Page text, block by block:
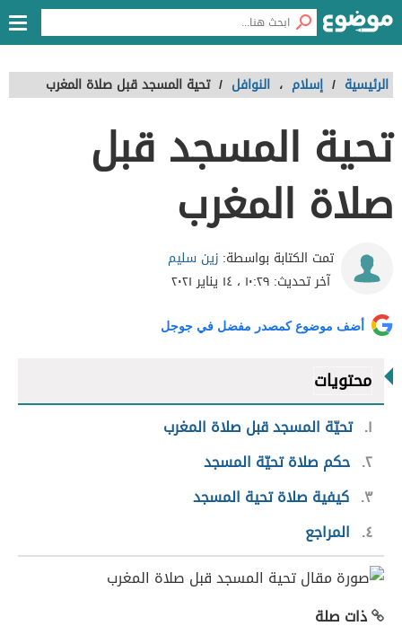
الرئيسية / إسلام ، النوافل / تحية المسجد قبل صلاة المغرب
تحية المسجد قبل
صلاة المغرب
تمت الكتابة بواسطة: زين سليم
آخر تحديث: ١٠:٢٩ ، ١٤ يناير ٢٠٢١
أضف موضوع كمصدر مفضل في جوجل
محتويات
١ تحيّة المسجد قبل صلاة المغرب
٢ حكم صلاة تحيّة المسجد
٣ كيفية صلاة تحية المسجد
٤
المراجع
ذات صلة